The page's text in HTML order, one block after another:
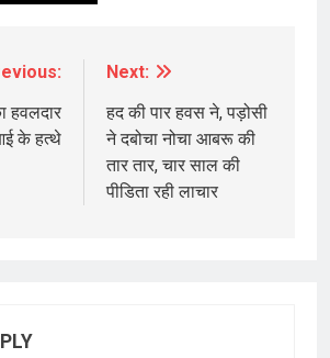
हवलदार
के हत्थे
Next:
हद की पार हवस ने, पड़ोसी
ने दबोचा नोचा आबरू की
तार तार, चार साल की
पीडिता रही लाचार